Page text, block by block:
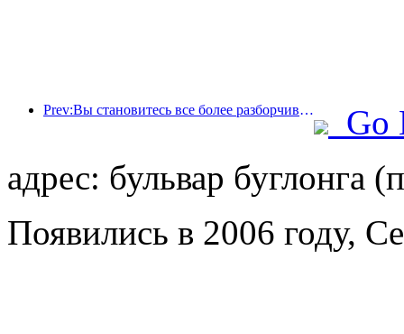
Prev:Вы становитесь все более разборчивыми в выборе отелей? Бренды среднего и высокого класса «выбирают» детали
Go
адрес: бульвар буглонга
Появились в 2006 году,